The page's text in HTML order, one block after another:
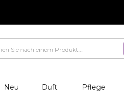
Neu Duft Pflege